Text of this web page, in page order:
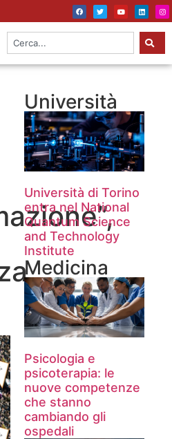
Università
Università di Torino
entra nel National
Quantum Science
and Technology
Institute
Medicina
Psicologia e
psicoterapia: le
nuove competenze
che stanno
cambiando gli
ospedali